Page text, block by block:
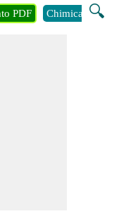
🔍
PDF Chimica